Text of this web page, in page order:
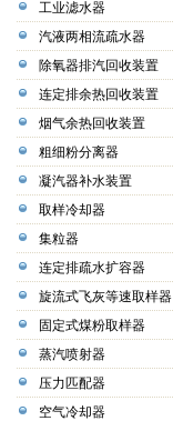
工业滤水器
汽液两相流疏水器
除氧器排汽回收装置
连定排余热回收装置
烟气余热回收装置
粗细粉分离器
凝汽器补水装置
取样冷却器
集粒器
连定排疏水扩容器
旋流式飞灰等速取样器
固定式煤粉取样器
蒸汽喷射器
压力匹配器
空气冷却器